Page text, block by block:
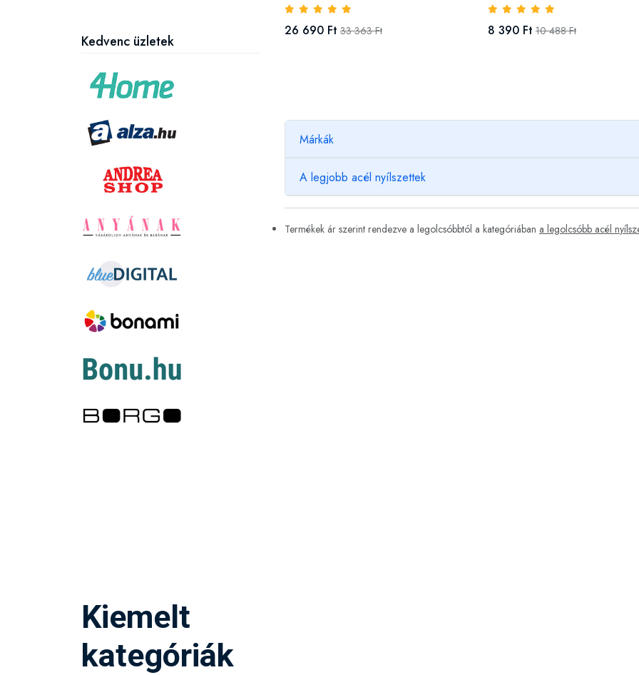
Kedvenc üzletek
26 690 Ft 33 363 Ft 8 390 Ft 10 488 Ft
Márkák
A legjobb acél nyílszettek
Termékek ár szerint rendezve a legolcsóbbtól a kategóriában a legolcsóbb acél
Kiemelt
kategóriák